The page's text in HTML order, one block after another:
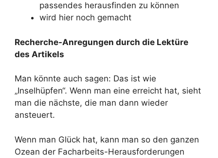
passendes herausfinden zu können
wird hier noch gemacht
Recherche-Anregungen durch die Lektüre
des Artikels
Man könnte auch sagen: Das ist wie
„Inselhüpfen“. Wenn man eine erreicht hat, sieht
man die nächste, die man dann wieder
ansteuert.
Wenn man Glück hat, kann man so den ganzen
Ozean der Facharbeits-Herausforderungen